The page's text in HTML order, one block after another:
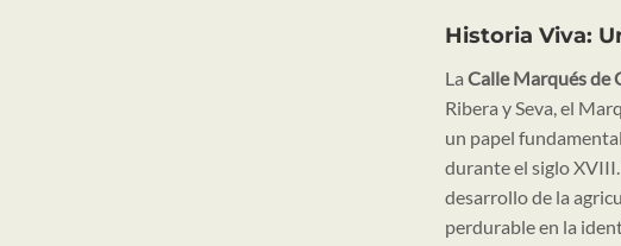
Historia Viva:
La Calle Marqués de
Ribera y Seva, el
un papel
durante el siglo
desarrollo de la
perdurable en la